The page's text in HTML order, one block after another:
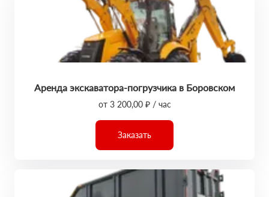
Аренда экскаватора-погрузчика в Боровском
от 3 200,00 ₽ / час
Заказать